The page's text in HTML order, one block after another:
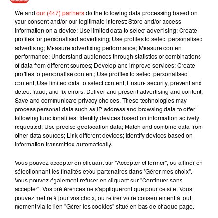
— Dubai Media Office (@DXBMediaOffice)October 18,
2020
Musique
7 août 2026
Julien Lieb s’essaye à la vie de chatelain
dans son nouveau clip
7 août 2026
Madonna sort enfin le remix de « Love
Sensation » avec Kylie Minogue
We and our (447) partnersdo the following data processing based on
your consent and/or our legitimate interest: Store and/or access
information on a device; Use limited data to select advertising; Create
profiles for personalised advertising; Use profiles to select personalised
advertising; Measure advertising performance; Measure content
performance; Understand audiences through statistics or combinations
of data from different sources; Develop and improve services; Create
profiles to personalise content; Use profiles to select personalised
content; Use limited data to select content; Ensure security, prevent and
detect fraud, and fix errors; Deliver and present advertising and content;
Save and communicate privacy choices. These technologies may
process personal data such as IP address and browsing data to offer
following functionalities: Identify devices based on information actively
requested; Use precise geolocation data; Match and combine data from
other data sources; Link different devices; Identify devices based on
information transmitted automatically.
Vous pouvez accepter en cliquant sur "Accepter et fermer", ou affiner en
sélectionnant les finalités et/ou partenaires dans "Gérer mes choix".
Vous pouvez également refuser en cliquant sur "Continuer sans
accepter". Vos préférences ne s'appliqueront que pour ce site. Vous
pouvez mettre à jour vos choix, ou retirer votre consentement à tout
moment via le lien "Gérer les cookies" situé en bas de chaque page.